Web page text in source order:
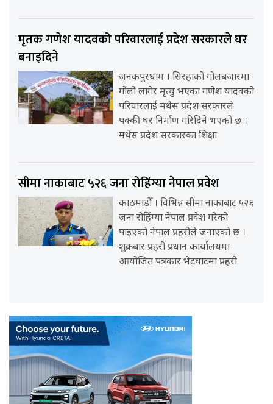
मृतक गणेश यादवको परिवारलाई प्रदेश सरकारले घर
बनाइदिने
जनकपुरधाम । सिरहाको गोलबजारमा
गोली लागेर मृत्यु भएका गणेश यादवको
परिवारलाई मधेस प्रदेश सरकारले
पक्की घर निर्माण गरिदिने भएको छ ।
मधेस प्रदेश सरकारका शिक्षा
सीमा नाकाबाट ५२६ जना रोहिंग्या नेपाल प्रवेश
काठमाडौँ । विभिन्न सीमा नाकाबाट ५२६
जना रोहिंग्या नेपाल प्रवेश गरेको
पाइएको नेपाल प्रहरीले जनाएको छ ।
शुक्रबार प्रहरी प्रधान कार्यालयमा
आयोजित पत्रकार भेटघाटमा प्रहरी